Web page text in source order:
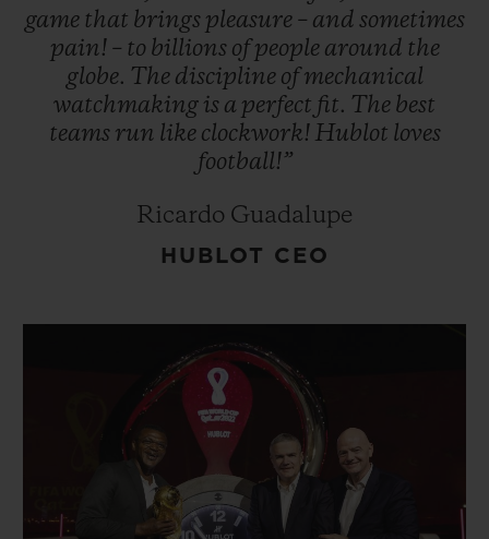
game that brings pleasure – and sometimes
pain! – to billions ofpeople around the
globe. The discipline ofmechanical
watchmaking is a perfect fit. The best
teams run like clockwork! Hublot loves
football!”
Ricardo Guadalupe
HUBLOT CEO